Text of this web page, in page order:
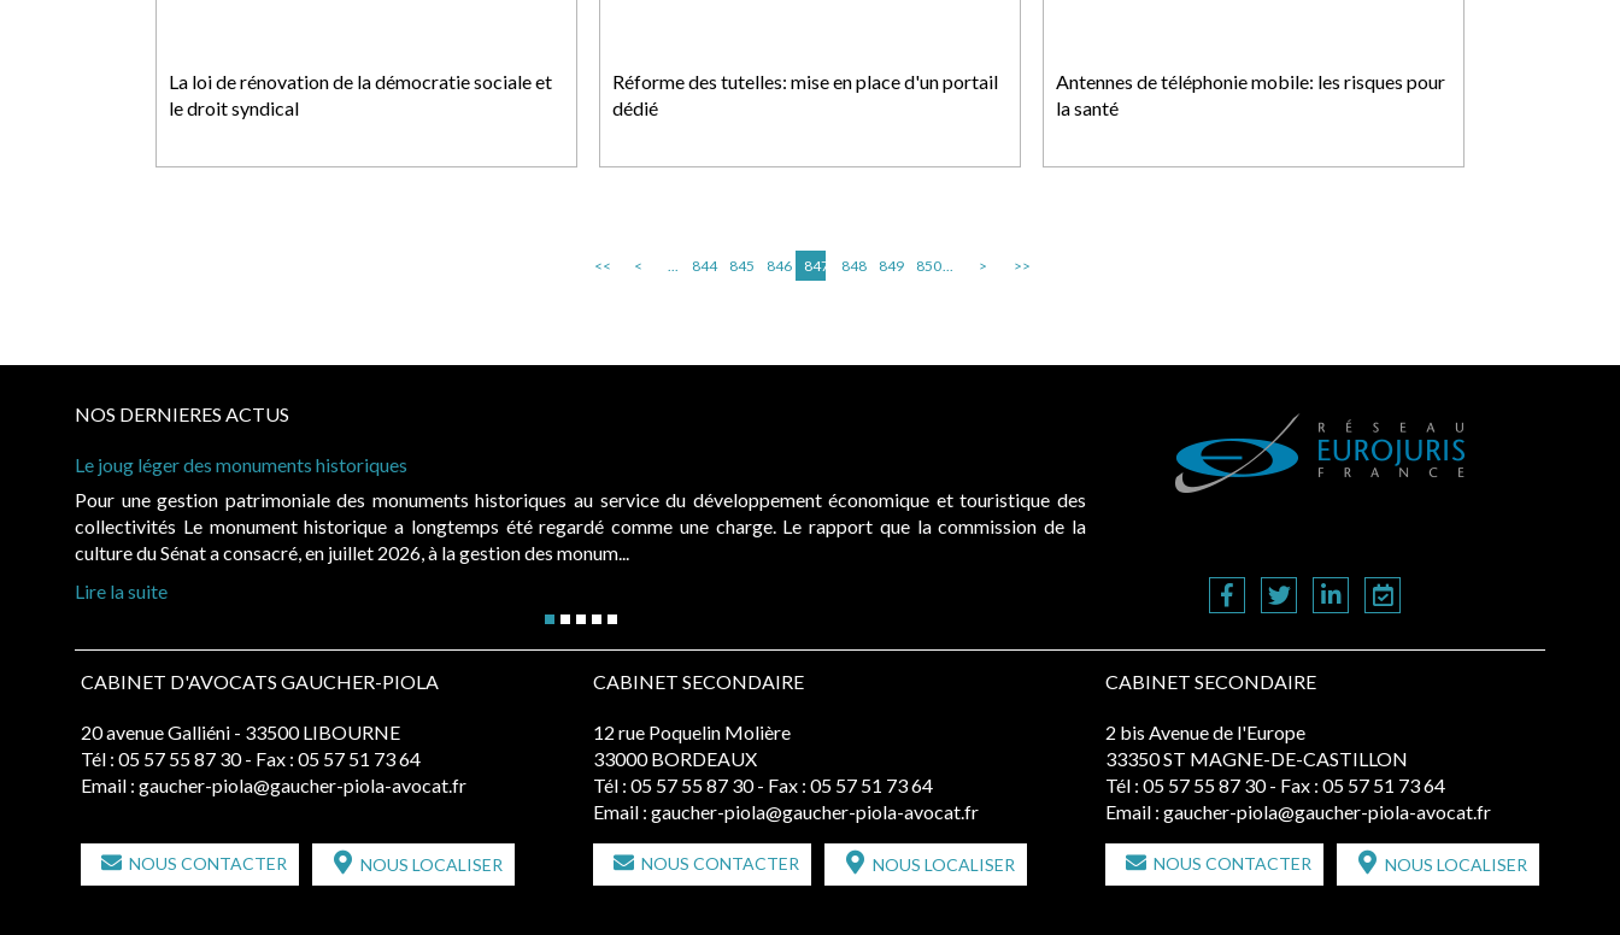
La loi de rénovation de la démocratie sociale et
le droit syndical
Réforme des tutelles: mise en place d'un portail
dédié
Antennes de téléphonie mobile: les risques pour
la santé
<< < ... 844 845 846 847 848 849 850... > >>
NOS DERNIERES ACTUS
Le joug léger des monuments historiques
Pour une gestion patrimoniale des monuments historiques au service du développement économique et touristique des
collectivités Le monument historique a longtemps été regardé comme une charge. Le rapport que la commission de la
culture du Sénat a consacré, en juillet 2026, à la gestion des monum...
Lire la suite
CABINET D'AVOCATS GAUCHER-PIOLA
20 avenue Galliéni - 33500 LIBOURNE
Tél : 05 57 55 87 30 - Fax : 05 57 51 73 64
Email : gaucher-piola@gaucher-piola-avocat.fr
NOUS CONTACTER NOUS LOCALISER
CABINET SECONDAIRE
12 rue Poquelin Molière
33000 BORDEAUX
Tél : 05 57 55 87 30 - Fax : 05 57 51 73 64
Email : gaucher-piola@gaucher-piola-avocat.fr
NOUS CONTACTER NOUS LOCALISER
CABINET SECONDAIRE
2 bis Avenue de l'Europe
33350 ST MAGNE-DE-CASTILLON
Tél : 05 57 55 87 30 - Fax : 05 57 51 73 64
Email : gaucher-piola@gaucher-piola-avocat.fr
NOUS CONTACTER NOUS LOCALISER